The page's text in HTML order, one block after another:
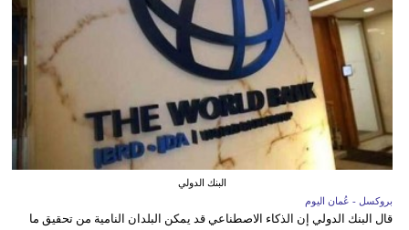
البنك الدولي
بروكسل - عُمان اليوم
قال البنك الدولي إن الذكاء الاصطناعي قد يمكن البلدان النامية من تحقيق ما